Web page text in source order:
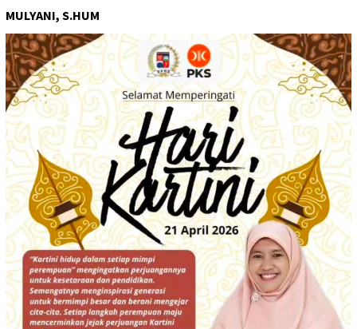
MULYANI, S.HUM